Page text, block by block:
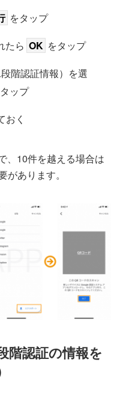
をタップ
たら OK をタップ
階認証情報）を選
ップ
おく
、10件を越える場合は
あります。
階認証の情報を